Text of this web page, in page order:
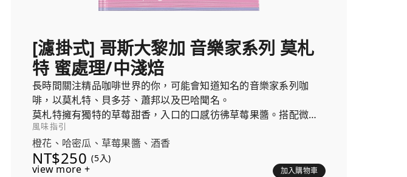
[濾掛式] 哥斯大黎加 音樂家系列 莫札
特 蜜處理/中淺焙
長時間關注精品咖啡世界的你，可能會知道知名的音樂家系列咖
啡，以莫札特、貝多芬、蕭邦以及巴哈聞名。
莫札特擁有獨特的草莓甜香，入口的口感彷彿草莓果醬。搭配微微
的發酵葡萄風味，就像清香的葡萄酒一樣。
風味指引
橙花、哈密瓜、草莓果醬、酒香
NT$250 (5入)
view more + 加入購物車